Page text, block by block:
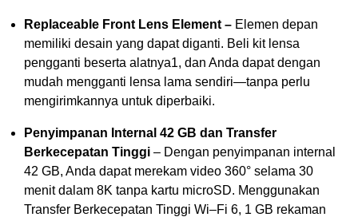
Replaceable Front Lens Element – Elemen depan
memiliki desain yang dapat diganti. Beli kit lensa
pengganti beserta alatnya1, dan Anda dapat dengan
mudah mengganti lensa lama sendiri—tanpa perlu
mengirimkannya untuk diperbaiki.
Penyimpanan Internal 42 GB dan Transfer
Berkecepatan Tinggi – Dengan penyimpanan internal
42 GB, Anda dapat merekam video 360° selama 30
menit dalam 8K tanpa kartu microSD. Menggunakan
Transfer Berkecepatan Tinggi Wi–Fi 6, 1 GB rekaman